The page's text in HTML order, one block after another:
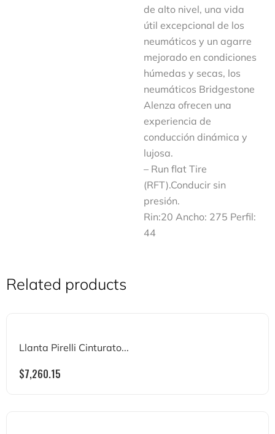
de alto nivel, una vida
útil excepcional de los
neumáticos y un agarre
mejorado en condiciones
húmedas y secas, los
neumáticos Bridgestone
Alenza ofrecen una
experiencia de
conducción dinámica y
lujosa.
– Run flat Tire
(RFT).Conducir sin
presión.
Rin:20 Ancho: 275 Perfil:
44
Related products
Llanta Pirelli Cinturato...
$7,260.15